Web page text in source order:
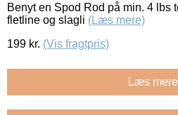
Benyt en Spod Rod på min. 4 lbs
fletline og slagli (Læs mere)
199 kr. (Vis fragtpris)
Læs